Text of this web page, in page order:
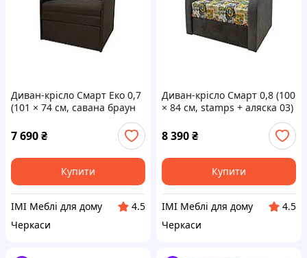
Диван-крісло Смарт Еко 0,7
(101 × 74 см, савана браун
7 690₴
Купити
IMI Меблі для дому
4.5
Черкаси
Диван-крісло Смарт 0,8 (100
× 84 см, stamps + аляска 03)
8 390₴
Купити
IMI Меблі для дому
4.5
Черкаси